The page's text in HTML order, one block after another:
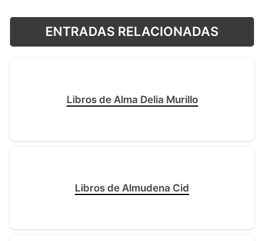
ENTRADAS RELACIONADAS
Libros de Alma Delia Murillo
Libros de Almudena Cid